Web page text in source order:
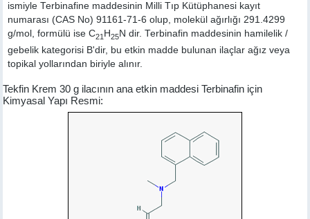
ismiyleTerbinafine maddesinin Milli Tıp Kütüphanesi kayıt
numarası (CAS No) 91161-71-6 olup, molekül ağırlığı 291.4299
g/mol, formülü ise C21 H25N dir. Terbinafin maddesinin hamilelik /
gebelik kategorisi B'dir, bu etkin madde bulunan ilaçlar ağız veya
topikal yollarından biriyle alınır.
Tekfin Krem 30 g ilacının ana etkin maddesi Terbinafin için
Kimyasal Yapı Resmi: